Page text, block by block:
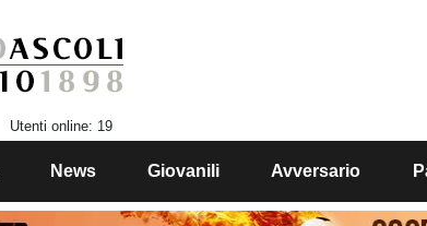
Utenti online: 19
News Giovanili Avversario